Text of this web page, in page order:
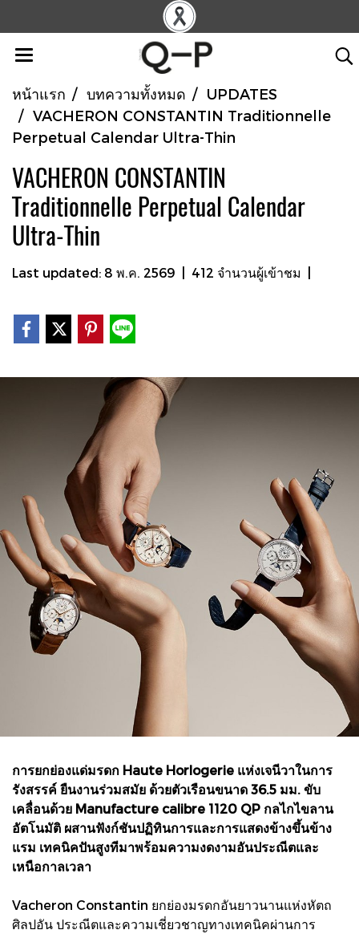
หน้าแรก บทความทั้งหมด
UPDATES
VACHERON CONSTANTIN Traditionnelle
Perpetual Calendar Ultra-Thin
VACHERON CONSTANTIN
Traditionnelle Perpetual Calendar
Ultra-Thin
Last updated: 8 พ.ค. 2569 412 จำนวนผู้เข้าชม
การยกย่องแด่มรดก Haute Horlogerie แห่งเจนีวาในการ
รังสรรค์ ยืนงานร่วมสมัย ด้วยตัวเรือนขนาด 36.5 มม. ขับ
เคลื่อนด้วย Manufacture calibre 1120 QP กลไกไขลาน
อัตโนมัติ ผสานฟังก์ชันปฏิทินการและการแสดงข้างขึ้นข้าง
แรม เทคนิคปันสูงทีมาพร้อมความงดงามอันประณีตและ
เหนือกาลเวลา
Vacheron Constantin ยกย่องมรดกอันยาวนานแห่งหัตถ
ศิลปอัน ประณีตและความเชี่ยวชาญทางเทคนิคผ่านการ